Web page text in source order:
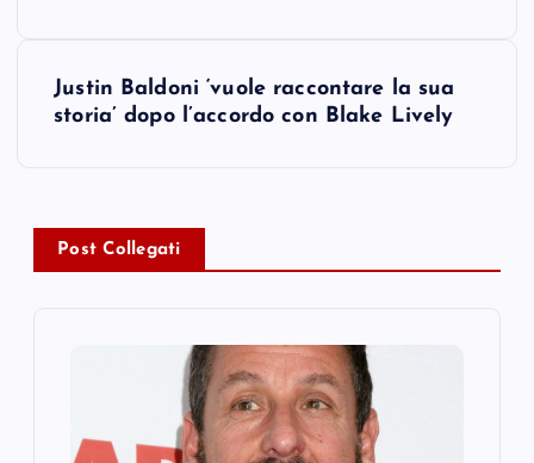
v
Justin Baldoni ‘vuole raccontare la sua
storia’ dopo l’accordo con Blake Lively
Post Collegati